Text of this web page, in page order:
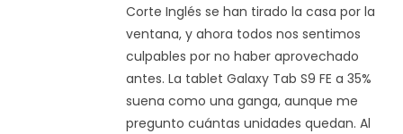
Corte Inglés se han tirado la casa por la
ventana, y ahora todos nos sentimos
culpables por no haber aprovechado
antes. La tablet Galaxy Tab S9 FE a 35%
suena como una ganga, aunque me
pregunto cuántas unidades quedan. Al